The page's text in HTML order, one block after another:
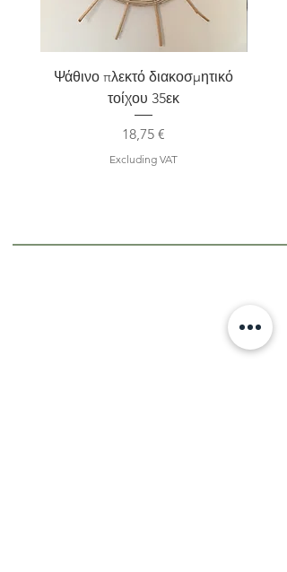
Ψάθινο πλεκτό διακοσμητικό
τοίχου 35εκ
Price
18,75 €
Excluding VAT